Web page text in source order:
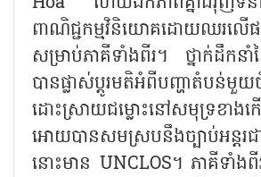
ពាណិជ្ជកម្មវិនិយោគដោយឈរល
សម្រាប់ភាគីទាំងពីរ។ ថ្នាក់ដឹកនាំ
បានផ្លាស់ប្ដូរមតិអំពីបញ្ហាតំបន់មួ
ដោះស្រាយជម្លោះនៅសមុទ្រខាង
អោយបានសមស្របនឹងច្បាប់អន្ត
នោះមាន UNCLOS។ ភាគីទាំង